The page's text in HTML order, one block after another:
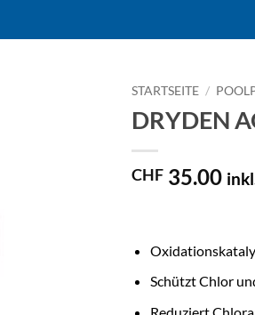
STARTSEITE /
DRYDEN
CHF 35.00
Schützt Chlor